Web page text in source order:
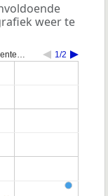
weer te
1/2